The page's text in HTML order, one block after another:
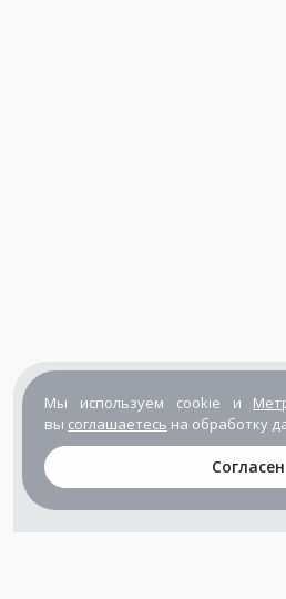
Мы используем cookie и
вы соглашаетесь на обработку
Согласен